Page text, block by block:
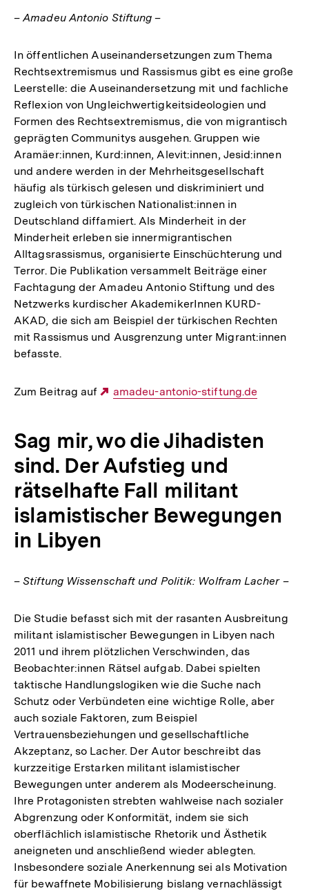
– Amadeu Antonio Stiftung –
In öffentlichen Auseinandersetzungen zum Thema
Rechtsextremismus und Rassismus gibt es eine große
Leerstelle: die Auseinandersetzung mit und fachliche
Reflexion von Ungleichwertigkeitsideologien und
Formen des Rechtsextremismus, die von migrantisch
geprägten Communitys ausgehen. Gruppen wie
Aramäer:innen, Kurd:innen, Alevit:innen, Jesid:innen
und andere werden in der Mehrheitsgesellschaft
häufig als türkisch gelesen und diskriminiert und
zugleich von türkischen Nationalist:innen in
Deutschland diffamiert. Als Minderheit in der
Minderheit erleben sie innermigrantischen
Alltagsrassismus, organisierte Einschüchterung und
Terror. Die Publikation versammelt Beiträge einer
Fachtagung der Amadeu Antonio Stiftung und des
Netzwerks kurdischer AkademikerInnen KURD-
AKAD, die sich am Beispiel der türkischen Rechten
mit Rassismus und Ausgrenzung unter Migrant:innen
befasste.
Zum Beitrag auf
Externer
amadeu-antonio-stiftung.de
Sag mir, wo die Jihadisten
sind. Der Aufstieg und
rätselhafte Fall militant
islamistischer Bewegungen
in Libyen
– Stiftung Wissenschaft und Politik: Wolfram Lacher –
Die Studie befasst sich mit der rasanten Ausbreitung
militant islamistischer Bewegungen in Libyen nach
2011 und ihrem plötzlichen Verschwinden, das
Beobachter:innen Rätsel aufgab. Dabei spielten
taktische Handlungslogiken wie die Suche nach
Schutz oder Verbündeten eine wichtige Rolle, aber
auch soziale Faktoren, zum Beispiel
Vertrauensbeziehungen und gesellschaftliche
Akzeptanz, so Lacher. Der Autor beschreibt das
kurzzeitige Erstarken militant islamistischer
Bewegungen unter anderem als Modeerscheinung.
Ihre Protagonisten strebten wahlweise nach sozialer
Abgrenzung oder Konformität, indem sie sich
oberflächlich islamistische Rhetorik und Ästhetik
aneigneten und anschließend wieder ablegten.
Insbesondere soziale Anerkennung sei als Motivation
für bewaffnete Mobilisierung bislang vernachlässigt